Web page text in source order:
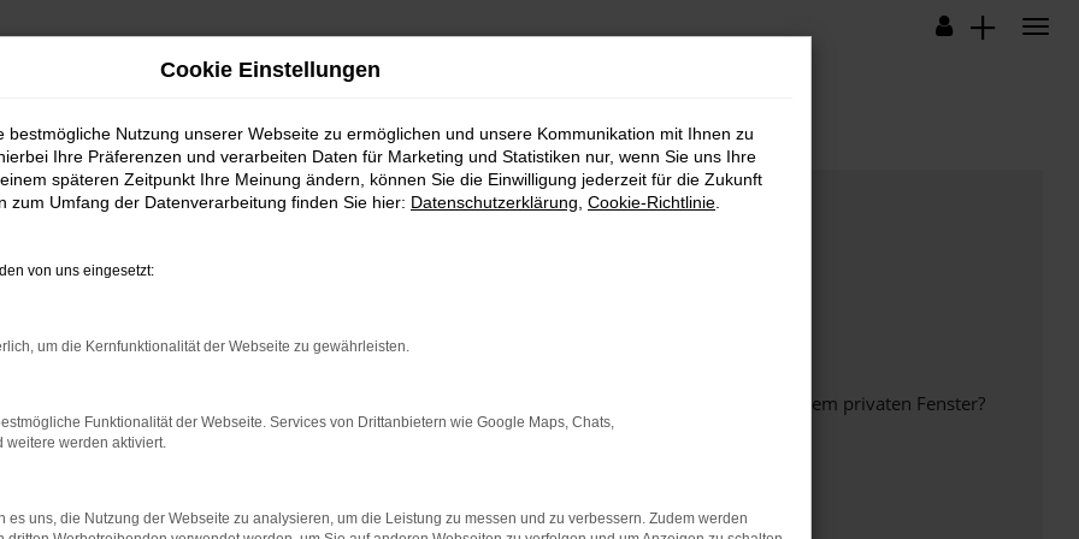
bestimmter Seiten verhindern. Funktioniert die Seite in einem anderen Browser oder in einem privaten Fenster?
beheben.
auf dem neuesten Stand sind.
kann auch dazu führen, dass bestimmte Funktionen nicht mehr unterstützt werden.
Cookie Einstellungen
bestmögliche Nutzung unserer Webseite zu ermöglichen und unsere Kommunikation mit Ihnen zu
Ihre Präferenzen und verarbeiten Daten für Marketing und Statistiken nur, wenn Sie uns Ihre
späteren Zeitpunkt Ihre Meinung ändern, können Sie die Einwilligung jederzeit für die Zukunft
zum Umfang der Datenverarbeitung finden Sie hier: Datenschutzerklärung Cookie-Richtlinie
von uns eingesetzt:
um die Kernfunktionalität der Webseite zu gewährleisten.
Funktionalität der Webseite. Services von Drittanbietern wie Google Maps, Chats,
weitere werden aktiviert.
es uns, die Nutzung der Webseite zu analysieren, um die Leistung zu messen und zu verbessern. Zudem werden